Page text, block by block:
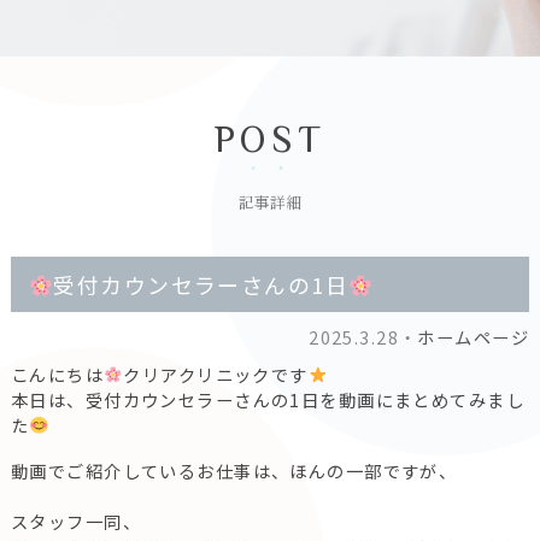
POST
記事詳細
受付カウンセラーさんの1日
2025.3.28・ ホームページ
こんにちは
クリアクリニックです
本日は、受付カウンセラーさんの1日を動画にまとめてみまし
た
動画でご紹介しているお仕事は、ほんの一部ですが、
スタッフ一同、